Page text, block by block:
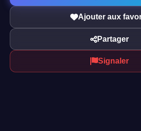
Ajouter aux
Partager
Signaler